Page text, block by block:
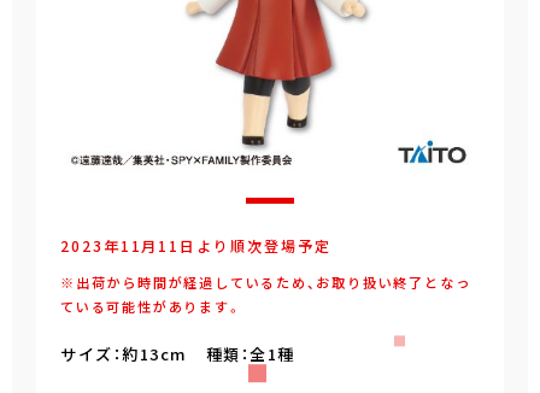
2023年11月11日より順次登場予定
※出荷から時間が経過しているため、お取り扱い終了となっ
ている可能性があります。
サイズ：約13cm 種類：全1種